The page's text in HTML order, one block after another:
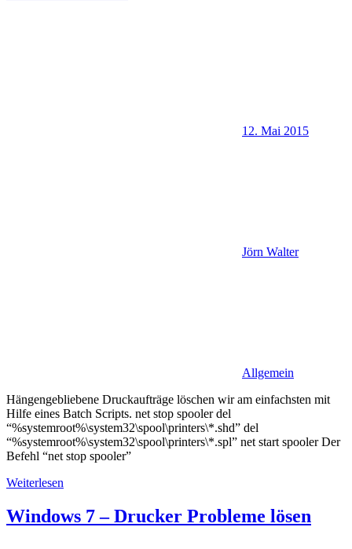
12. Mai 2015
Jörn Walter
Allgemein
Hängengebliebene Druckaufträge löschen wir am einfachsten mit
Hilfe eines Batch Scripts. net stop spooler del
“%systemroot%\system32\spool\printers\*.shd” del
“%systemroot%\system32\spool\printers\*.spl” net start spooler Der
Befehl “net stop spooler”
Weiterlesen
Windows 7 – Drucker Probleme lösen